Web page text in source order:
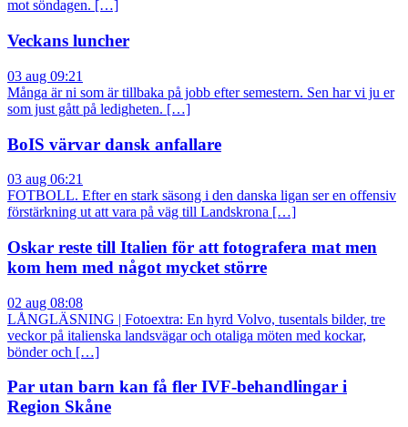
mot söndagen. […]
Veckans luncher
03 aug 09:21
Många är ni som är tillbaka på jobb efter semestern. Sen har vi ju er
som just gått på ledigheten. […]
BoIS värvar dansk anfallare
03 aug 06:21
FOTBOLL. Efter en stark säsong i den danska ligan ser en offensiv
förstärkning ut att vara på väg till Landskrona […]
Oskar reste till Italien för att fotografera mat men
kom hem med något mycket större
02 aug 08:08
LÅNGLÄSNING | Fotoextra: En hyrd Volvo, tusentals bilder, tre
veckor på italienska landsvägar och otaliga möten med kockar,
bönder och […]
Par utan barn kan få fler IVF-behandlingar i
Region Skåne